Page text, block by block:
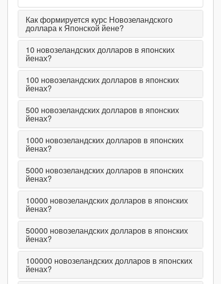
Как формируется курс Новозеландского
доллара к Японской йене?
10 новозеландских долларов в японских
йенах?
100 новозеландских долларов в японских
йенах?
500 новозеландских долларов в японских
йенах?
1000 новозеландских долларов в японских
йенах?
5000 новозеландских долларов в японских
йенах?
10000 новозеландских долларов в японских
йенах?
50000 новозеландских долларов в японских
йенах?
100000 новозеландских долларов в японских
йенах?